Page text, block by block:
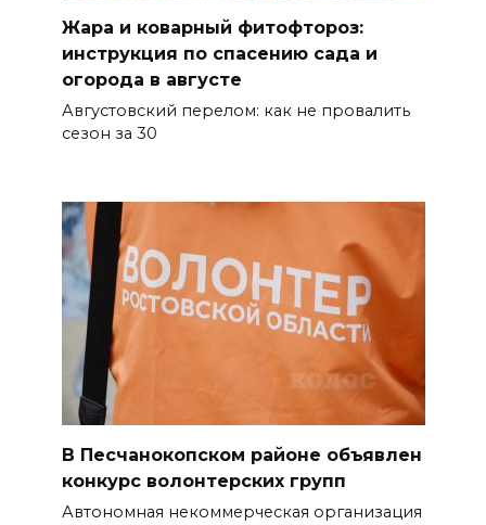
Осторожно! Падение
кирпичей
06 августа 2026 18:30
Выставка «По городам и
06 августа 2026 18:29
Развитие спорта на Дону
06 августа 2026 18:27
Андрей Фатеев: Театр Чехова
в Таганроге откроет 200-й
сезон в обновленном здании
06 августа 2026 18:27
Жара и коварный фитофтороз:
инструкция по спасению сада и
огорода в августе
Августовский перелом: как не провалить
сезон за 30
В Песчанокопском районе объявлен
конкурс волонтерских групп
Автономная некоммерческая организация